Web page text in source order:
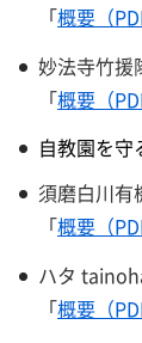
「概要（
妙法寺竹援
「概要（
自教園を守
須磨白川有
「概要（
ハタ
「概要（